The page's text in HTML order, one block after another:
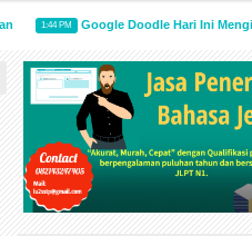
1:44 PM Google Doodle Hari Ini